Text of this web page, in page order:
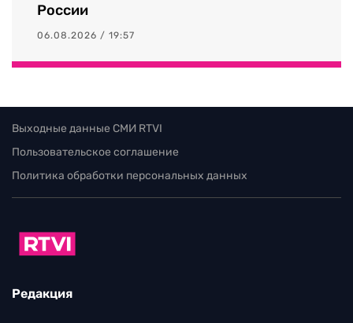
России
06.08.2026 / 19:57
Выходные данные СМИ RTVI
Пользовательское соглашение
Политика обработки персональных данных
Редакция